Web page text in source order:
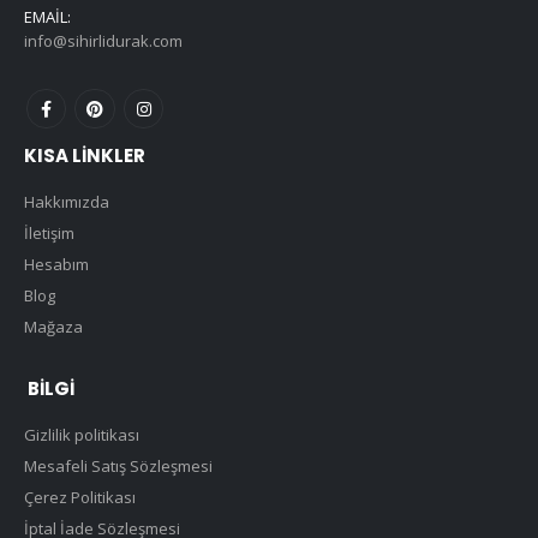
EMAIL:
info@sihirlidurak.com
KISA LINKLER
Hakkımızda
İletişim
Hesabım
Blog
Mağaza
BILGI
Gizlilik politikası
Mesafeli Satış Sözleşmesi
Çerez Politikası
İptal İade Sözleşmesi